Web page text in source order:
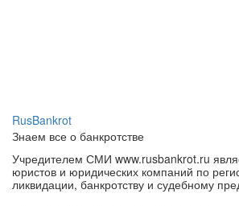
Знаем все о банкротстве
Учредителем СМИ www.rusbankrot.ru
юристов и юридических компаний по
ликвидации, банкротству и судебному
Зарегистрировано СМИ - РУСБАНКРОТ